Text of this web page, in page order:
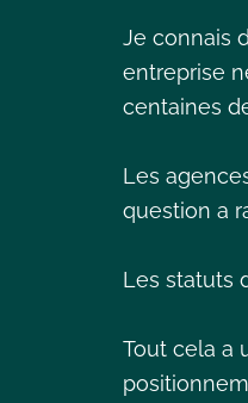
Je connais
entreprise
centaines
Les
question a
Les statuts
Tout cela a